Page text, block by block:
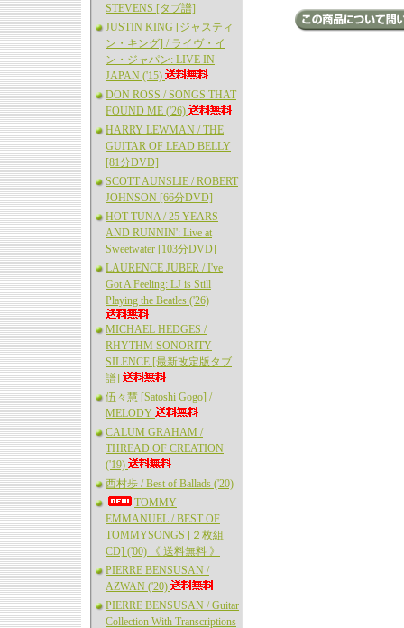
STEVENS [タブ譜]
JUSTIN KING [ジャスティ
ン・キング] / ライヴ・イ
ン・ジャパン: LIVE IN
JAPAN ('15)
DON ROSS / SONGS THAT
FOUND ME ('26)
HARRY LEWMAN / THE
GUITAR OF LEAD BELLY
[81分DVD]
SCOTT AUNSLIE / ROBERT
JOHNSON [66分DVD]
HOT TUNA / 25 YEARS
AND RUNNIN': Live at
Sweetwater [103分DVD]
LAURENCE JUBER / I've
Got A Feeling: LJ is Still
Playing the Beatles ('26)
MICHAEL HEDGES /
RHYTHM SONORITY
SILENCE [最新改定版タブ
譜]
伍々慧 [Satoshi Gogo] /
MELODY
CALUM GRAHAM /
THREAD OF CREATION
('19)
西村歩 / Best of Ballads ('20)
TOMMY
EMMANUEL / BEST OF
TOMMYSONGS [２枚組
CD] ('00) 《 送料無料 》
PIERRE BENSUSAN /
AZWAN ('20)
PIERRE BENSUSAN / Guitar
Collection With Transcriptions